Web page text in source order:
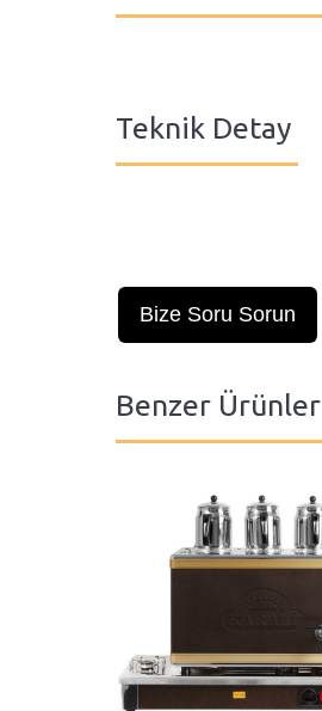
Teknik Detay
Bize Soru Sorun
Benzer Ürünler